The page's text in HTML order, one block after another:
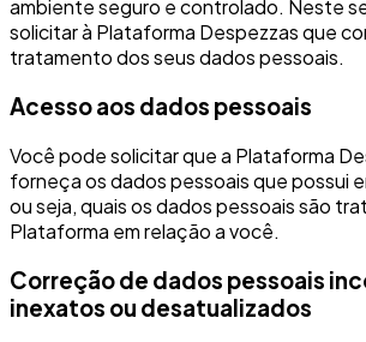
ambiente seguro e controlado. Neste
solicitar à Plataforma Despezzas que
tratamento dos seus dados pessoais.
Acesso aos dados pessoais
Você pode solicitar que a Plataforma
forneça os dados pessoais que possui
ou seja, quais os dados pessoais são
Plataforma em relação a você.
Correção de dados pessoais
inexatos ou desatualizados